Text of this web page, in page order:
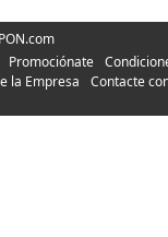
Promociónate
la Empresa
Contacte